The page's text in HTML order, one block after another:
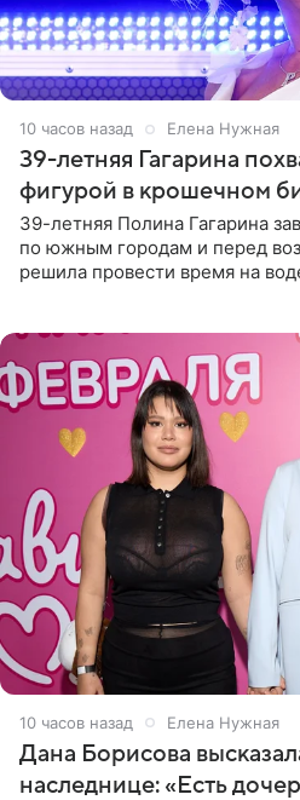
10 часов назад Елена Нужная
39-летняя Гагарина
фигурой в крошечном
39-летняя Полина Гагарина
по южным городам и перед
решила провести время на
10 часов назад Елена Нужная
Дана Борисова
наследнице: «Есть